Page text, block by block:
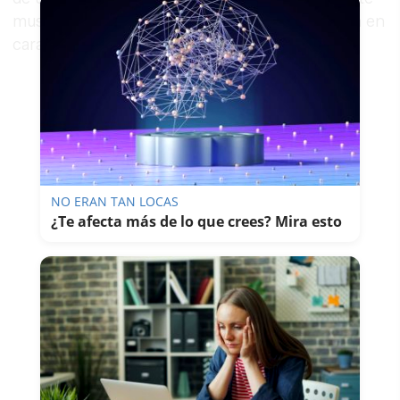
musculatura esfinteriana anal y con perforación en
cara posterior de recto de 1,5 cm.
NO ERAN TAN LOCAS
¿Te afecta más de lo que crees? Mira esto